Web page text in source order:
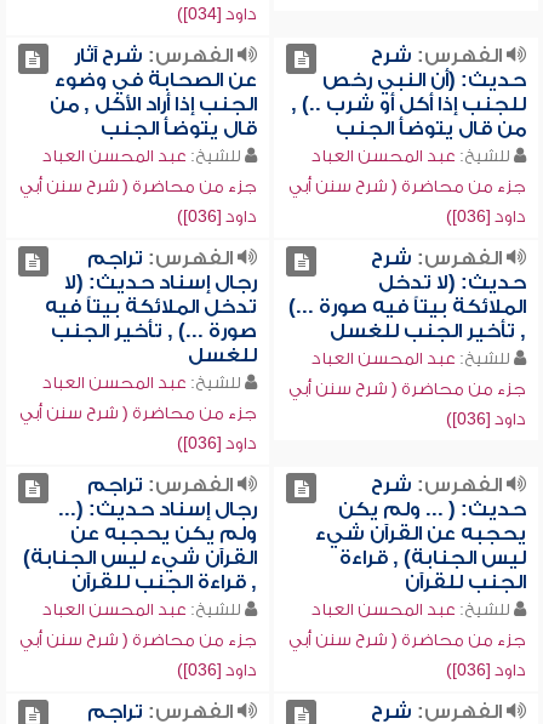
داود [034])
الفهرس: شرح
حديث: (أن النبي رخص
للجنب إذا أكل أو شرب ..) ,
من قال يتوضأ الجنب
للشيخ: عبد المحسن العباد
جزء من محاضرة ( شرح سنن أبي
داود [036])
الفهرس: شرح آثار
عن الصحابة في وضوء
الجنب إذا أراد الأكل , من
قال يتوضأ الجنب
للشيخ: عبد المحسن العباد
جزء من محاضرة ( شرح سنن أبي
داود [036])
الفهرس: شرح
حديث: (لا تدخل
الملائكة بيتاً فيه صورة ...)
, تأخير الجنب للغسل
للشيخ: عبد المحسن العباد
جزء من محاضرة ( شرح سنن أبي
داود [036])
الفهرس: تراجم
رجال إسناد حديث: (لا
تدخل الملائكة بيتاً فيه
صورة ...) , تأخير الجنب
للغسل
للشيخ: عبد المحسن العباد
جزء من محاضرة ( شرح سنن أبي
داود [036])
الفهرس: شرح
حديث: ( ... ولم يكن
يحجبه عن القرآن شيء
ليس الجنابة) , قراءة
الجنب للقرآن
للشيخ: عبد المحسن العباد
جزء من محاضرة ( شرح سنن أبي
داود [036])
الفهرس: تراجم
رجال إسناد حديث: (...
ولم يكن يحجبه عن
القرآن شيء ليس الجنابة)
, قراءة الجنب للقرآن
للشيخ: عبد المحسن العباد
جزء من محاضرة ( شرح سنن أبي
داود [036])
الفهرس: شرح
الفهرس: تراجم